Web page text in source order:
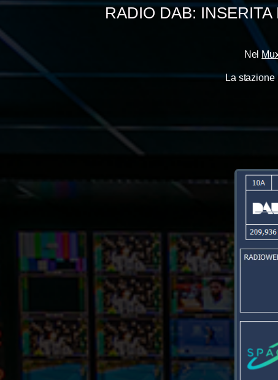
RADIO DAB:
Nel
La stazione